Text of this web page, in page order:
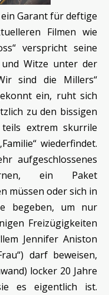
Garant für deftige
Filmen wie
verspricht seine
Witze unter der
sind die Millers“
ein, ruht sich
zu den bissigen
extrem skurrile
wiederfindet.
aufgeschlossenes
ein Paket
müssen oder sich in
begeben, um nur
Freizügigkeiten
Jennifer Aniston
darf beweisen,
locker 20 Jahre
es eigentlich ist.